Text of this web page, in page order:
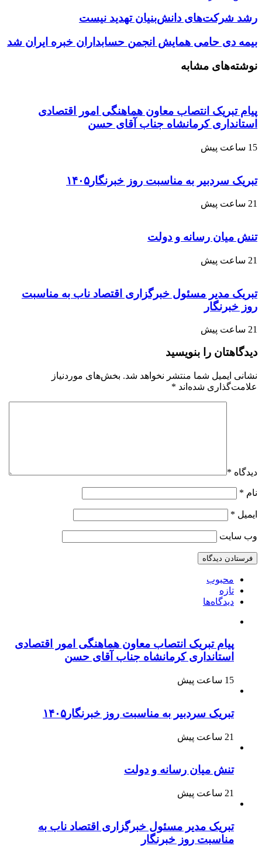
رشد شرکت‌های دانش‌بنیان تهدید نیست
بیمه دی حامی همایش انجمن حسابداران خبره ایران شد
نوشته‌های مشابه
پیام تبریک انتصاب معاون هماهنگی امور اقتصادی
استانداری کرمانشاه جناب آقای حسن
15 ساعت پیش
تبریک سردبیر به مناسبت روز خبرنگار۱۴۰۵
21 ساعت پیش
تنش میان رسانه و دولت
21 ساعت پیش
تبریک مدیر مسئول خبرگزاری اقتصاد ناب به مناسبت
روز خبرنگار
21 ساعت پیش
دیدگاهتان را بنویسید
نشانی ایمیل شما منتشر نخواهد شد. بخش‌های موردنیاز
علامت‌گذاری شده‌اند *
دیدگاه *
نام *
ایمیل *
وب‌ سایت
محبوب
تازه
دیدگاه‌ها
پیام تبریک انتصاب معاون هماهنگی امور اقتصادی
استانداری کرمانشاه جناب آقای حسن
15 ساعت پیش
تبریک سردبیر به مناسبت روز خبرنگار۱۴۰۵
21 ساعت پیش
تنش میان رسانه و دولت
21 ساعت پیش
تبریک مدیر مسئول خبرگزاری اقتصاد ناب به
مناسبت روز خبرنگار